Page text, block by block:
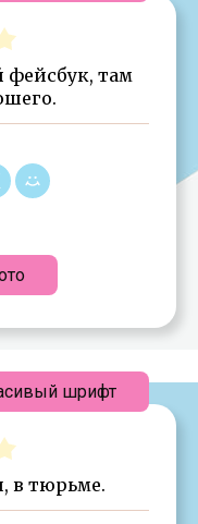
там
в тюрьме.
шрифт